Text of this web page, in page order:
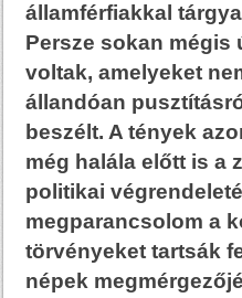
államférfiakkal
Persze sokan
voltak, amelyeket
állandóan
beszélt. A tények
még halála előtt is a
politikai
megparancsolom a
törvényeket tartsák
népek